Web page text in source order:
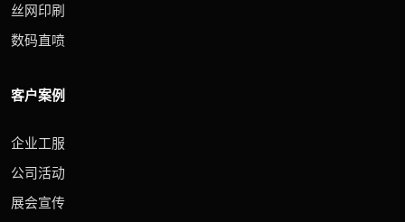
丝网印刷
数码直喷
客户案例
企业工服
公司活动
展会宣传